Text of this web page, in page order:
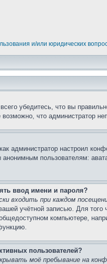
и/или юридических
убедитесь, что вы
что администратор
администратор настроил
пользователям:
ввод имени и пароля?
входить при каждом
учётной записью. Для
компьютере,
пользователей?
моё пребывание на